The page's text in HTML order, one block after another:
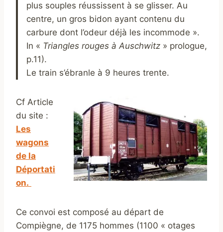
plus souples réussissent à se glisser. Au
centre, un gros bidon ayant contenu du
carbure dont l’odeur déjà les incommode ».
In « Triangles rouges à Auschwitz » prologue,
p.11).
Le train s’ébranle à 9 heures trente.
Cf Article
du site :
Les
wagons
de la
Déportati
on.
Ce convoi est composé au départ de
Compiègne, de 1175 hommes (1100 « otages